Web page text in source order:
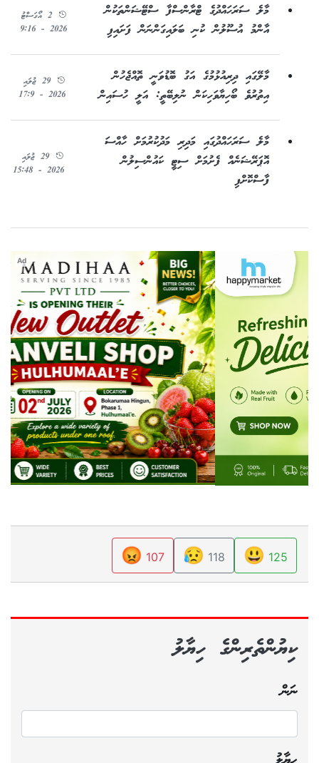
މާލެ ސަރަހައްދުގެ ޓްރާންސްފާ ސްޓޭޝަންތަކުން
އާންމު އުސޫލުން ކުނި ބަލައިގަންނަން ފަށައިފި
2 އޯގަސްޓު
2026 - 9:16
މާލޭގައި ދިރިއުޅުމުގެ އަގު ބޮޑުވަނީ ތޮއްޖެހުން
އިތުރުވެ ބޯހިޔާވަހިކަން ނުލިބޭތީ: އަލީ ހުސައިން
29 ޖުލައި
2026 - 17:9
މާލެ ސަރަހައްދުގައި މަދިރި މަދުކުރުމަށް ހާއްސަ
އޮޕަރޭޝަނެއް ފެށުމަށް ސިޓީ ކައުންސިލުން
ފާސްކޮށްފި
29 ޖުލައި
2026 - 15:48
Ad
125
😃
118
😥
107
😡
ކިޔުންތެރިންގެ ހިޔާލު
ނަން